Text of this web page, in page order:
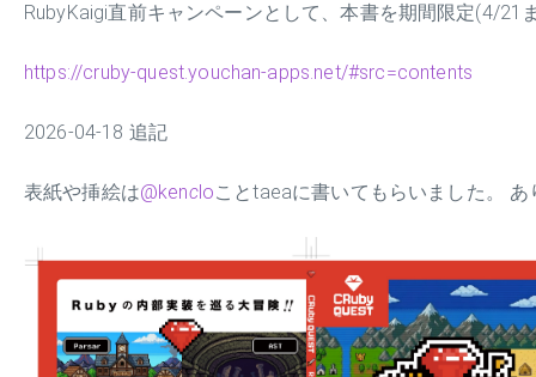
RubyKaigi直前キャンペーンとして、本書を期間限定(4/
https://cruby-quest.youchan-apps.net/#src=contents
2026-04-18 追記
表紙や挿絵は@kencloことtaeaに書いてもらいました。